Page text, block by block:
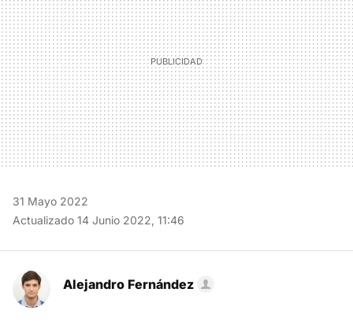
31 Mayo 2022
Actualizado 14 Junio 2022, 11:46
Alejandro Fernández